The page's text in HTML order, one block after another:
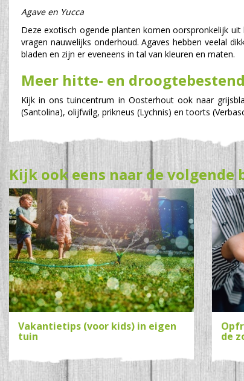
Agave en Yucca
Deze exotisch ogende planten komen oorspronkelijk
vragen nauwelijks onderhoud. Agaves hebben veelal
bladen en zijn er eveneens in tal van kleuren en maten.
Meer hitte- en
Kijk in ons tuincentrum in Oosterhout ook naar
(Santolina), olijfwilg, prikneus (Lychnis) en toorts
Kijk ook eens naar de volgende
Vakantietips (voor kids) in eigen
tuin de